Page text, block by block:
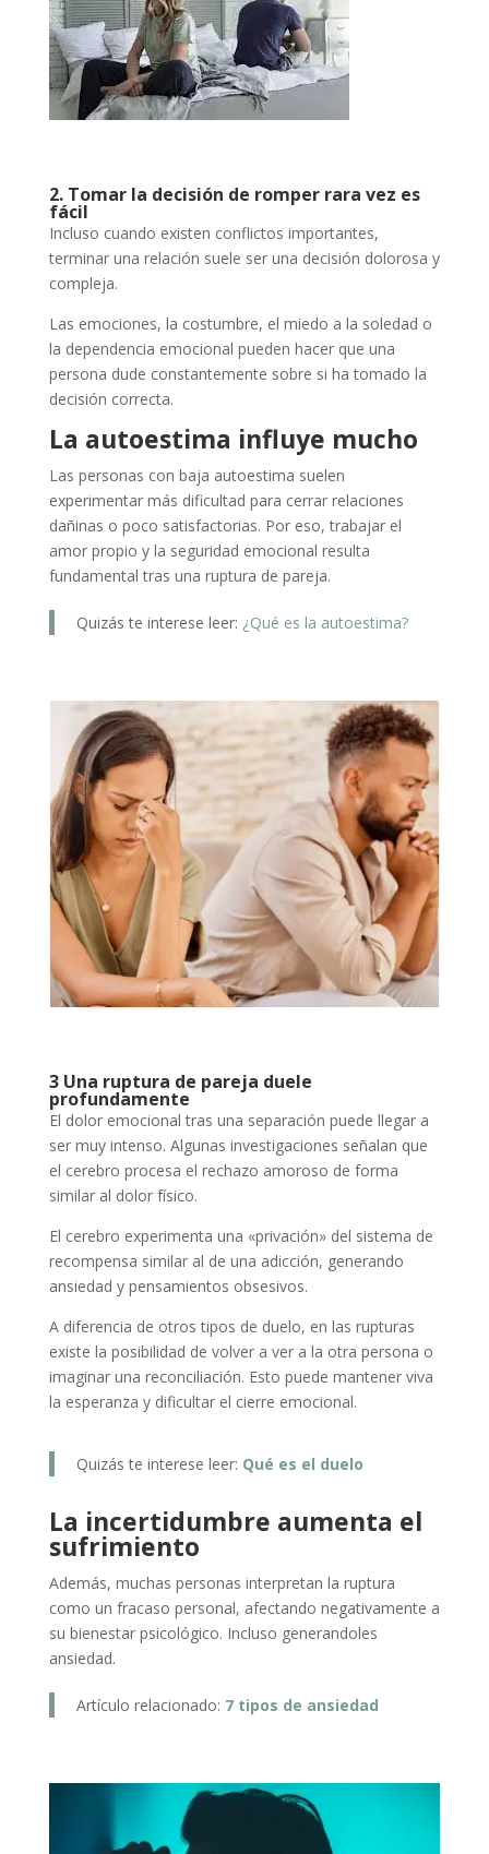
2. Tomar la decisión de romper rara vez es
fácil
Incluso cuando existen conflictos importantes,
terminar una relación suele ser una decisión dolorosa y
compleja.
Las emociones, la costumbre, el miedo a la soledad o
la dependencia emocional pueden hacer que una
persona dude constantemente sobre si ha tomado la
decisión correcta.
La autoestima influye mucho
Las personas con baja autoestima suelen
experimentar más dificultad para cerrar relaciones
dañinas o poco satisfactorias. Por eso, trabajar el
amor propio y la seguridad emocional resulta
fundamental tras una ruptura de pareja.
Quizás te interese leer: ¿Qué es la autoestima?
3 Una ruptura de pareja duele
profundamente
El dolor emocional tras una separación puede llegar a
ser muy intenso. Algunas investigaciones señalan que
el cerebro procesa el rechazo amoroso de forma
similar al dolor físico.
El cerebro experimenta una «privación» del sistema de
recompensa similar al de una adicción, generando
ansiedad y pensamientos obsesivos.
A diferencia de otros tipos de duelo, en las rupturas
existe la posibilidad de volver a ver a la otra persona o
imaginar una reconciliación. Esto puede mantener viva
la esperanza y dificultar el cierre emocional.
Quizás te interese leer: Qué es el duelo
La incertidumbre aumenta el
sufrimiento
Además, muchas personas interpretan la ruptura
como un fracaso personal, afectando negativamente a
su bienestar psicológico. Incluso generandoles
ansiedad.
Artículo relacionado: 7 tipos de ansiedad